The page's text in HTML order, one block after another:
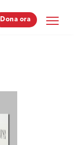
Dona ora
Dona ora